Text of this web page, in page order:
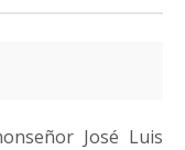
José Luis